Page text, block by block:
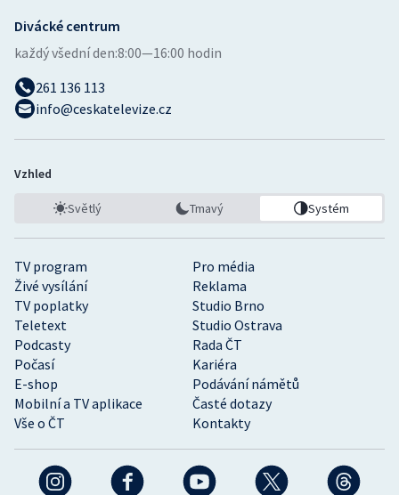
TV program
Pro média
Živé vysílání
Reklama
TV poplatky
Studio Brno
Teletext
Studio Ostrava
Podcasty
Rada ČT
Počasí
Kariéra
E-shop
Podávání námětů
Mobilní a TV aplikace
Časté dotazy
Vše o ČT
Kontakty
Divácké centrum
každý všední den:8:00—16:00 hodin
261 136 113
info@ceskatelevize.cz
Vzhled
Světlý Tmavý Systém